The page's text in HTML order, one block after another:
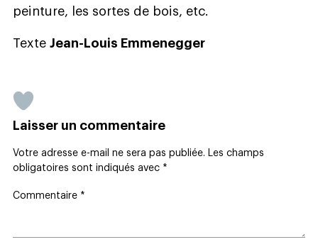
peinture, les sortes de bois, etc.
Texte Jean-Louis Emmenegger
Laisser un commentaire
Votre adresse e-mail ne sera pas publiée. Les champs
obligatoires sont indiqués avec *
Commentaire *